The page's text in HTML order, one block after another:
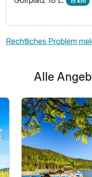
Rechtliches Problem
Alle